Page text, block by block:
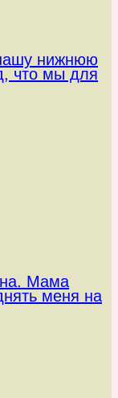
нижнюю
что мы для
Мама
меня на